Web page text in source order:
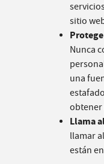
sitio
Nunca
una
Llama
llamar
están